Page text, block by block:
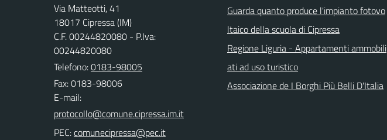
Via Matteotti, 41
18017 Cipressa (IM)
C.F. 00244820080 - P.Iva:
00244820080
Telefono:0183-98005
Fax: 0183-98006
E-mail:
PEC:
Guarda quanto produce l'impianto fotovo
ltaico della scuola di Cipressa
Regione Liguria - Appartamenti ammobili
ati ad uso turistico
Associazione de I Borghi Più Belli D'Italia